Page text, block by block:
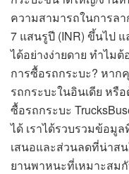
ความสามารถในการล
7 แสนรูปี (INR) ขึ้นไป
ได้อย่างง่ายดาย ทำไมต้
การซื้อรถกระบะ? หาก
รถกระบะในอินเดีย หรื
ซื้อรถกระบะ
ได้ เราได้รวบรวมข้อมู
เสนอและส่วนลดที่น่าส
ยานพาหนะที่เหมาะสม